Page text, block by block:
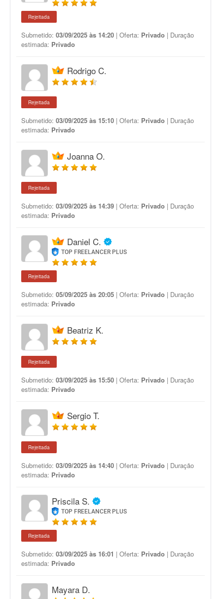
Rejeitada
Submetido: 03/09/2025 às 14:20 | Oferta: Privado | Duração
estimada: Privado
Rodrigo C.
Rejeitada
Submetido: 03/09/2025 às 15:10 | Oferta: Privado | Duração
estimada: Privado
Joanna O.
Rejeitada
Submetido: 03/09/2025 às 14:39 | Oferta: Privado | Duração
estimada: Privado
Daniel C.
TOP FREELANCER PLUS
Rejeitada
Submetido: 05/09/2025 às 20:05 | Oferta: Privado | Duração
estimada: Privado
Beatriz K.
Rejeitada
Submetido: 03/09/2025 às 15:50 | Oferta: Privado | Duração
estimada: Privado
Sergio T.
Rejeitada
Submetido: 03/09/2025 às 14:40 | Oferta: Privado | Duração
estimada: Privado
Priscila S.
TOP FREELANCER PLUS
Rejeitada
Submetido: 03/09/2025 às 16:01 | Oferta: Privado | Duração
estimada: Privado
Mayara D.